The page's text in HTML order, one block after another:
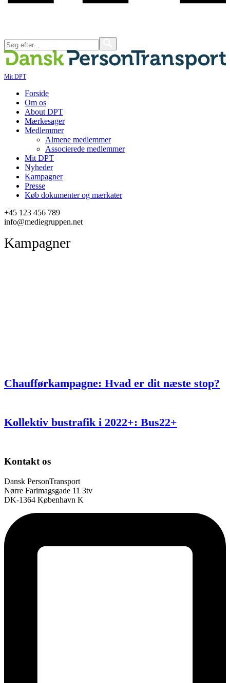
Mit DPT
Forside
Om os
About DPT
Mærkesager
Medlemmer
Almene medlemmer
Associerede medlemmer
Mit DPT
Nyheder
Kampagner
Presse
Køb dokumenter og mærkater
+45 123 456 789
info@mediegruppen.net
Kampagner
Chaufførkampagne: Hvad er dit næste stop?
Kollektiv bustrafik i 2022+: Bus22+
Kontakt os
Dansk PersonTransport
Nørre Farimagsgade 11 3tv
DK-1364 København K